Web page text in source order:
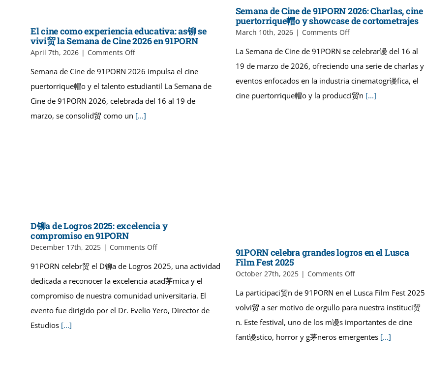
El cine como experiencia educativa: as铆 se
vivi贸 la Semana de Cine 2026 en 91PORN
April 7th, 2026 | Comments Offon
cine
como
educativa:
as
91PORN
Semana de Cine de 91PORN 2026 impulsa el cine
puertorrique帽o y el talento estudiantil La Semana de
Cine de 91PORN 2026, celebrada del 16 al 19 de
marzo, se consolid贸 como un [...]
Semana de Cine de 91PORN 2026: Charlas, cine
puertorrique帽o y showcase de cortometrajes
March 10th, 2026 | Comments Offon
de
Cine
91PORN
2026:
La Semana de Cine de 91PORN se celebrar谩 del 16 al
19 de marzo de 2026, ofreciendo una serie de charlas y
eventos enfocados en la industria cinematogr谩fica, el
cine puertorrique帽o y la producci贸n [...]
D铆a de Logros 2025: excelencia y
compromiso en 91PORN
December 17th, 2025 | Comments Offon
铆
a
Logros
2025:
91PORN celebr贸 el D铆a de Logros 2025, una actividad
dedicada a reconocer la excelencia acad茅mica y el
compromiso de nuestra comunidad universitaria. El
evento fue dirigido por el Dr. Evelio Yero, Director de
Estudios[...]
91PORN celebra grandes logros en el Lusca
Film Fest 2025
October 27th, 2025 | Comments Offon
celebra
grandes
en
el
La participaci贸n de 91PORN en el Lusca Film Fest 2025
volvi贸 a ser motivo de orgullo para nuestra instituci贸
n. Este festival, uno de los m谩s importantes de cine
fant谩stico, horror y g茅neros emergentes[...]